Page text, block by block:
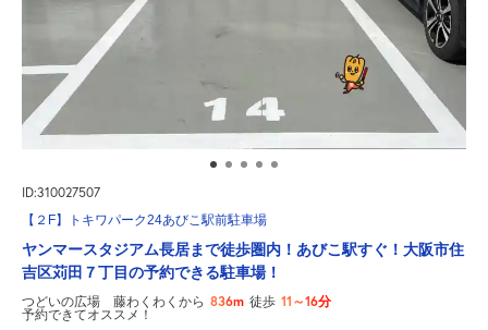
ID:310027507
【２F】トキワパーク24あびこ駅前駐車場
ヤンマースタジアム長居まで徒歩圏内！あびこ駅すぐ！大阪市住
吉区苅田７丁目の予約できる駐車場！
つどいの広場 藤わくわくから 836m 徒歩 11～16分
予約できてオススメ！